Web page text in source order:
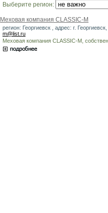
Выберите регион:
Меховая компания CLASSIC-M
регион: Георгиевск , адрес: г.
m@list.ru
Меховая компания CLASSIC-M,